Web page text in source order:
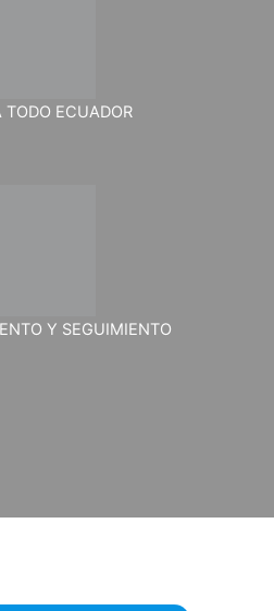
TODO ECUADOR
Y SEGUIMIENTO